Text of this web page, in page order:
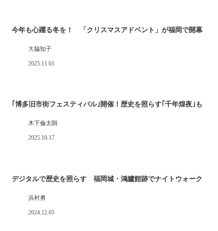
今年も心躍る冬を！ 「クリスマスアドベント」が福岡で開幕
大脇知子
2025.11.01
｢博多旧市街フェスティバル｣開催！歴史を照らす｢千年煌夜｣も
木下倫太朗
2025.10.17
デジタルで歴史を照らす 福岡城・鴻臚館跡でナイトウォーク
浜村勇
2024.12.05